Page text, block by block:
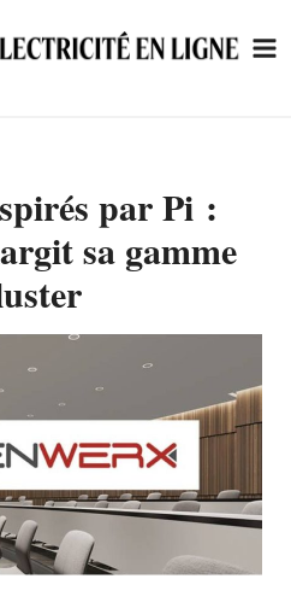
par Pi :
sa gamme